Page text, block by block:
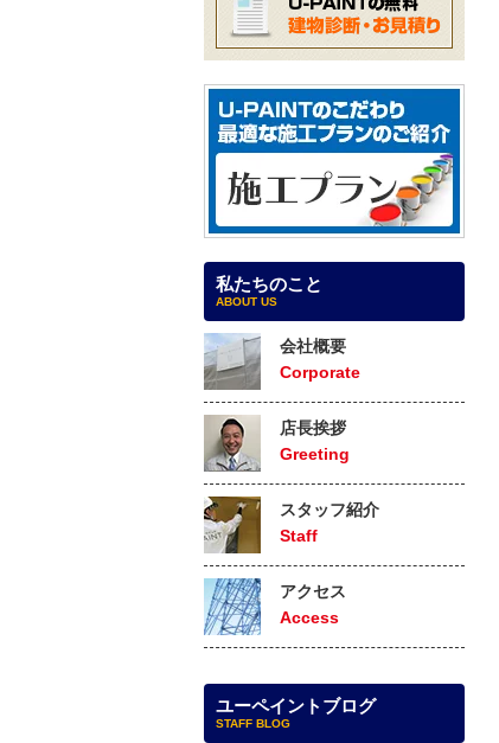
私たちのこと
ABOUT US
会社概要
Corporate
店長挨拶
Greeting
スタッフ紹介
Staff
アクセス
Access
ユーペイントブログ
STAFF BLOG